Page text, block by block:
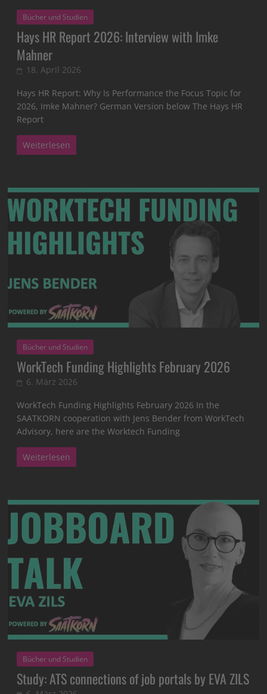
Bücher und Studien
Hays HR Report 2026: Interview with Imke
Mahner
18. April 2026
Hays HR Report: Why Is Performance the Focus Topic for
2026, Imke Mahner? German Version below The Hays HR
Report
Weiterlesen
Bücher und Studien
WorkTech Funding Highlights February 2026
6. März 2026
WorkTech Funding Highlights February 2026 In the
SAATKORN cooperation with Jens Bender from WorkTech
Advisory, here are the Worktech Funding
Weiterlesen
Bücher und Studien
Study: ATS connections of job portals by EVA ZILS